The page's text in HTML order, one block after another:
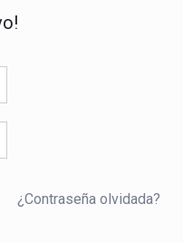
¿Contraseña olvidada?